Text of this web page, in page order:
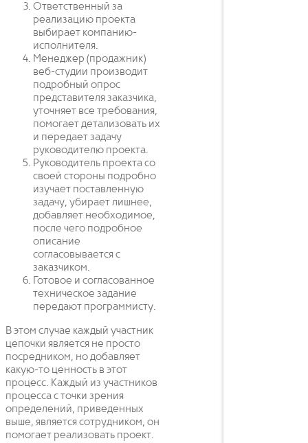
Ответственный за
реализацию проекта
выбирает компанию-
исполнителя.
Менеджер (продажник)
веб-студии производит
подробный опрос
представителя заказчика,
уточняет все требования,
помогает детализовать их
и передает задачу
руководителю проекта.
Руководитель проекта со
своей стороны подробно
изучает поставленную
задачу, убирает лишнее,
добавляет необходимое,
после чего подробное
описание
согласовывается с
заказчиком.
Готовое и согласованное
техническое задание
передают программисту.
В этом случае каждый участник
цепочки является не просто
посредником, но добавляет
какую-то ценность в этот
процесс. Каждый из участников
процесса с точки зрения
определений, приведенных
выше, является сотрудником, он
помогает реализовать проект.